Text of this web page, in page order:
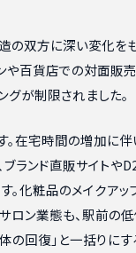
双方に深い変化をも
や百貨店での対面販
グが制限されました。
。在宅時間の増加に
ランド直販サイトや
。化粧品のメイクア
ロン業態も、駅前の
の回復」と一括りに